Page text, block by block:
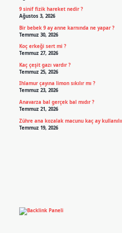
9 sinif fizik hareket nedir ?
Ağustos 3, 2026
Bir bebek 9 ay anne karnında ne yapar ?
Temmuz 30, 2026
Koç erkeği sert mi ?
Temmuz 27, 2026
Kaç çeşit gazı vardır ?
Temmuz 25, 2026
Ihlamur çayına limon sıkılır mı ?
Temmuz 23, 2026
Anavarza bal gerçek bal mıdır ?
Temmuz 21, 2026
Zühre ana kozalak macunu kaç ay
Temmuz 19, 2026